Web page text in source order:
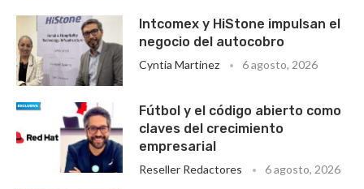
Intcomex y HiStone impulsan el
negocio del autocobro
Cyntia Martinez 6 agosto, 2026
Fútbol y el código abierto como
claves del crecimiento
empresarial
Reseller Redactores 6 agosto, 2026